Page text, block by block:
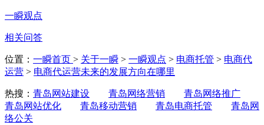
一瞬观点
相关问答
位置： 一瞬首页 > 关于一瞬 > 一瞬观点 > 电商托管 > 电商代
运营 > 电商代运营未来的发展方向在哪里
热搜： 青岛网站建设 青岛网络营销
青岛网络推广
青岛网站优化
青岛移动营销 青岛电商托管
青岛网
络公关